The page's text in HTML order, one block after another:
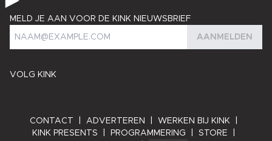
VOLG KINK
MELD JE AAN VOOR DE KINK NIEUWSBRIEF
AANMELDEN
CONTACT ADVERTEREN WERKEN BIJ KINK
KINK PRESENTS
PROGRAMMERING STORE